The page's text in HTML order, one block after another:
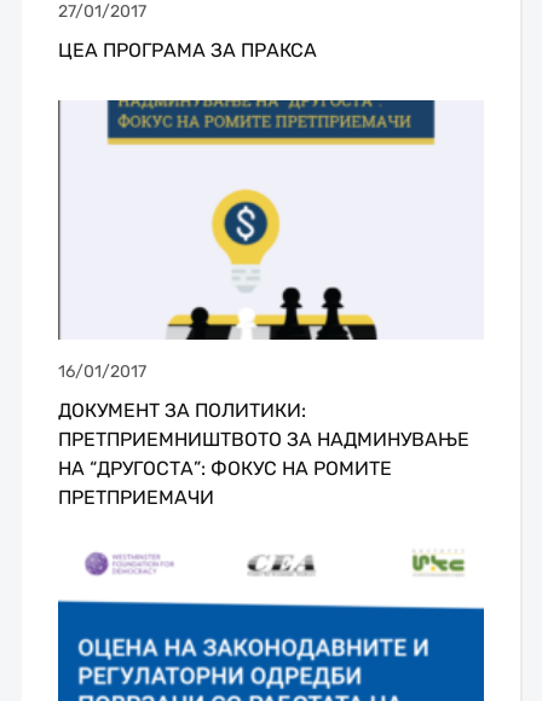
27/01/2017
ЦЕА ПРОГРАМА ЗА ПРАКСА
16/01/2017
ДОКУМЕНТ ЗА ПОЛИТИКИ:
ПРЕТПРИЕМНИШТВОТО ЗА НАДМИНУВАЊЕ
НА “ДРУГОСТА”: ФОКУС НА РОМИТЕ
ПРЕТПРИЕМАЧИ